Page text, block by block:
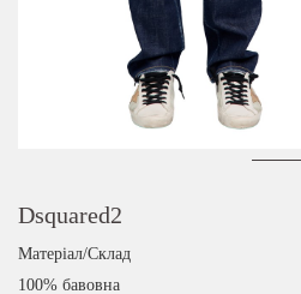
Dsquared2
Матеріал/Склад
100% бавовна